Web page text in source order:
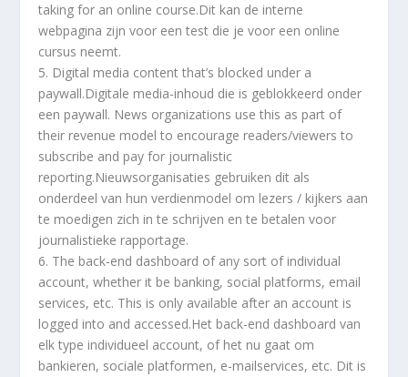
taking for an online course.Dit kan de interne
webpagina zijn voor een test die je voor een online
cursus neemt.
5. Digital media content that’s blocked under a
paywall.Digitale media-inhoud die is geblokkeerd onder
een paywall. News organizations use this as part of
their revenue model to encourage readers/viewers to
subscribe and pay for journalistic
reporting.Nieuwsorganisaties gebruiken dit als
onderdeel van hun verdienmodel om lezers / kijkers aan
te moedigen zich in te schrijven en te betalen voor
journalistieke rapportage.
6. The back-end dashboard of any sort of individual
account, whether it be banking, social platforms, email
services, etc. This is only available after an account is
logged into and accessed.Het back-end dashboard van
elk type individueel account, of het nu gaat om
bankieren, sociale platformen, e-mailservices, etc. Dit is